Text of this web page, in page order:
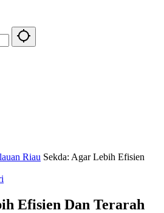
Riau Sekda: Agar Lebih Efisien
Efisien Dan Terarah